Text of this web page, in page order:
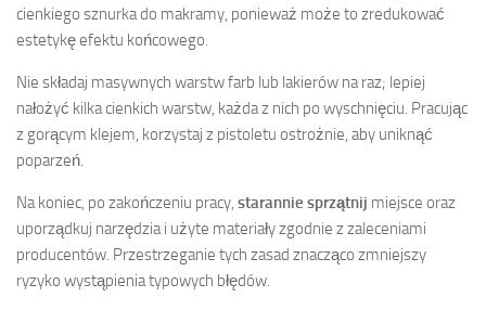
cienkiego sznurka do makramy, ponieważ może to zredukować
estetykę efektu końcowego.
Nie składaj masywnych warstw farb lub lakierów na raz; lepiej
nałożyć kilka cienkich warstw, każda z nich po wyschnięciu. Pracując
z gorącym klejem, korzystaj z pistoletu ostrożnie, aby uniknąć
poparzeń.
Na koniec, po zakończeniu pracy, starannie sprzątnij miejsce oraz
uporządkuj narzędzia i użyte materiały zgodnie z zaleceniami
producentów. Przestrzeganie tych zasad znacząco zmniejszy
ryzyko wystąpienia typowych błędów.